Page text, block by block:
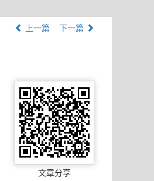
上一篇
下一篇
文章分享